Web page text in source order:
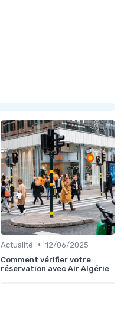
Actualité • 12/06/2025
Comment vérifier votre
réservation avec Air Algérie